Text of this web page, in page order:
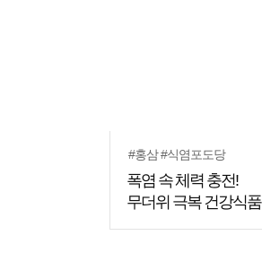
#홍삼 #식염포도당
폭염 속 체력 충전!
무더위 극복 건강식품